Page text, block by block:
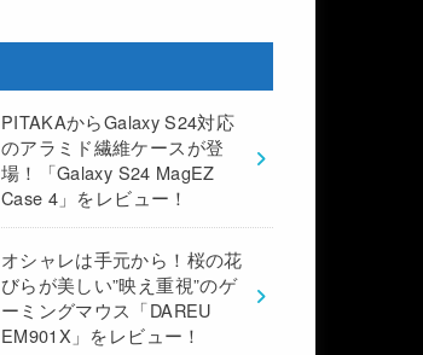
PITAKAからGalaxy S24対応
のアラミド繊維ケースが登
場！「Galaxy S24 MagEZ
Case 4」をレビュー！
オシャレは手元から！桜の花
びらが美しい”映え重視”のゲ
ーミングマウス「DAREU
EM901X」をレビュー！